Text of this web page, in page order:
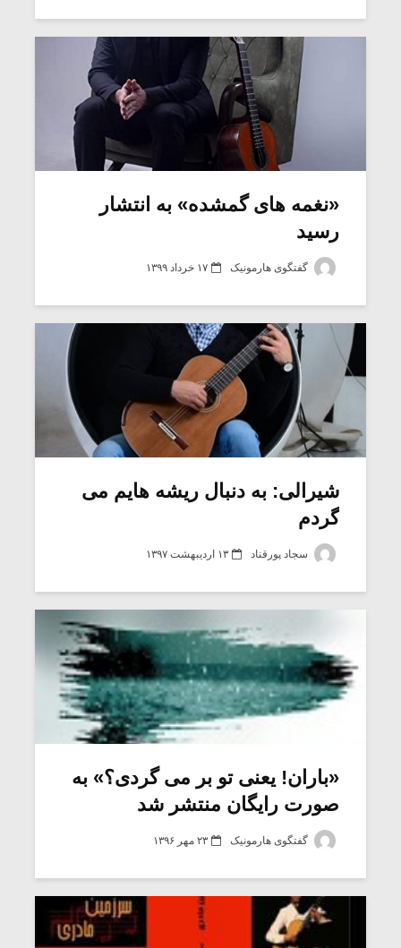
«نغمه های گمشده» به انتشار
رسید
گفتگوی هارمونیک ۱۷ خرداد ۱۳۹۹
شیرالی: به دنبال ریشه هایم می
گردم
سجاد پورقناد ۱۳ اردیبهشت ۱۳۹۷
«باران! یعنی تو بر می گردی؟» به
صورت رایگان منتشر شد
گفتگوی هارمونیک ۲۳ مهر ۱۳۹۶
میکلوش روژا
شیش و نیم»
مشهورترین باشی،
بدنام ترین باش